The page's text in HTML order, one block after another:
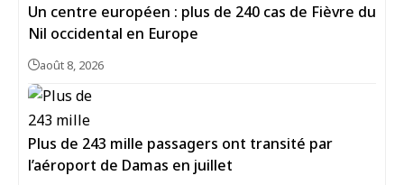
Un centre européen : plus de 240 cas de Fièvre du
Nil occidental en Europe
août 8, 2026
Plus de 243 mille passagers ont transité par
l’aéroport de Damas en juillet